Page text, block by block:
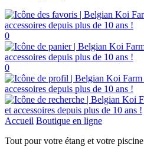
0
0
Accueil Boutique en ligne
Tout pour votre étang et votre piscine